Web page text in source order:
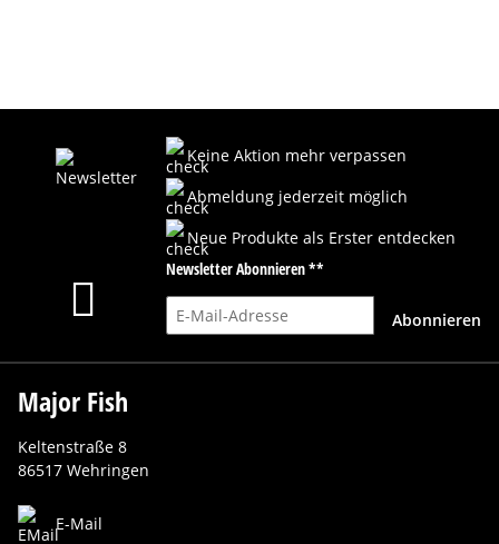
Keine Aktion mehr verpassen
Abmeldung jederzeit möglich
Neue Produkte als Erster entdecken
Newsletter Abonnieren **
E-Mail-Adresse
Abonnieren
Major Fish
Keltenstraße 8
86517 Wehringen
E-Mail